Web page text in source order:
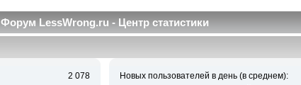
Форум LessWrong.ru - Центр статистики
2 078
Новых пользователей в день (в среднем):